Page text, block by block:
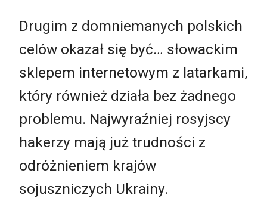
Drugim z domniemanych polskich
celów okazał się być… słowackim
sklepem internetowym z latarkami,
który również działa bez żadnego
problemu. Najwyraźniej rosyjscy
hakerzy mają już trudności z
odróżnieniem krajów
sojuszniczych Ukrainy.